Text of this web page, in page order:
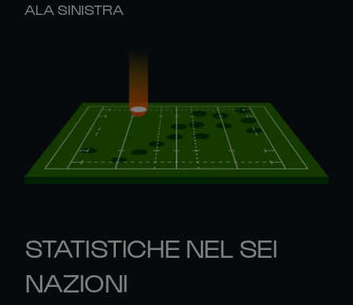
ALA SINISTRA
STATISTICHE NEL SEI
NAZIONI